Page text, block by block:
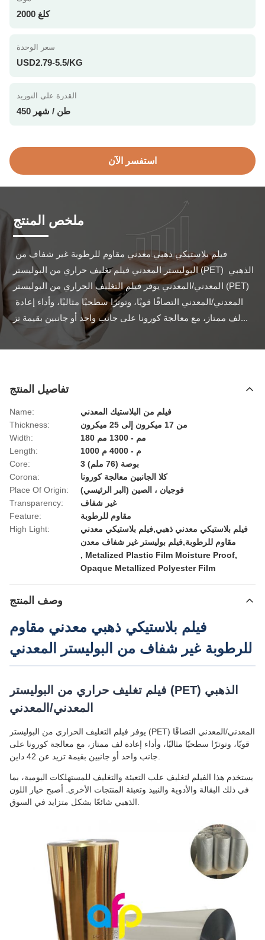
2000 كلغ
سعر الوحدة
USD2.79-5.5/KG
القدرة على التوريد
450 طن / شهر
استفسر الآن
ملخص المنتج
البوليستر المعدني فيلم تغليف حراري من البوليستر (PET) الذهبي
المعدني/المعدني يوفر فيلم التغليف الحراري من البوليستر (PET)
لف ممتاز، مع معالجة كورونا على جانب واحد أو جانبين بقيمة تز...
تفاصيل المنتج
Name:
فيلم من البلاستيك المعدني
Thickness:
من 17 ميكرون إلى 25 ميكرون
Width:
180 مم - 1300 مم
Length:
1000 م - 4000 م
Core:
3 بوصة (76 ملم)
Corona:
كلا الجانبين معالجة كورونا
Place Of Origin:
فوجيان ، الصين (البر الرئيسي)
Transparency:
غير شفاف
Feature:
مقاوم للرطوبة
High Light:
فيلم بلاستيكي معدني ذهبي,فيلم بلاستيكي معدني
مقاوم للرطوبة,فيلم بوليستر غير شفاف معدن
, Metalized Plastic Film Moisture Proof,
Opaque Metallized Polyester Film
وصف المنتج
فيلم بلاستيكي ذهبي معدني مقاوم
للرطوبة غير شفاف من البوليستر المعدني
فيلم تغليف حراري من البوليستر (PET) الذهبي
المعدني/المعدني
يوفر فيلم التغليف الحراري من البوليستر (PET) المعدني/المعدني التصاقًا
قويًا، وتوترًا سطحيًا مثاليًا، وأداء إعادة لف ممتاز، مع معالجة كورونا على
يستخدم هذا الفيلم لتغليف علب التعبئة والتغليف للمستهلكات اليومية، بما
في ذلك البقالة والأدوية والنبيذ وتعبئة المنتجات الأخرى. أصبح خيار اللون